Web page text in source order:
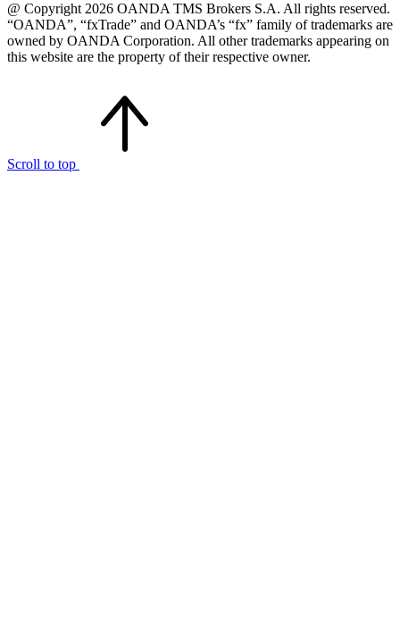
@ Copyright 2026 OANDA TMS Brokers S.A. All rights reserved.
“OANDA”, “fxTrade” and OANDA’s “fx” family of trademarks are
owned by OANDA Corporation. All other trademarks appearing on
this website are the property of their respective owner.
Scroll to top